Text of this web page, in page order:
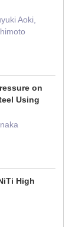
Aoki,
on
Using
High